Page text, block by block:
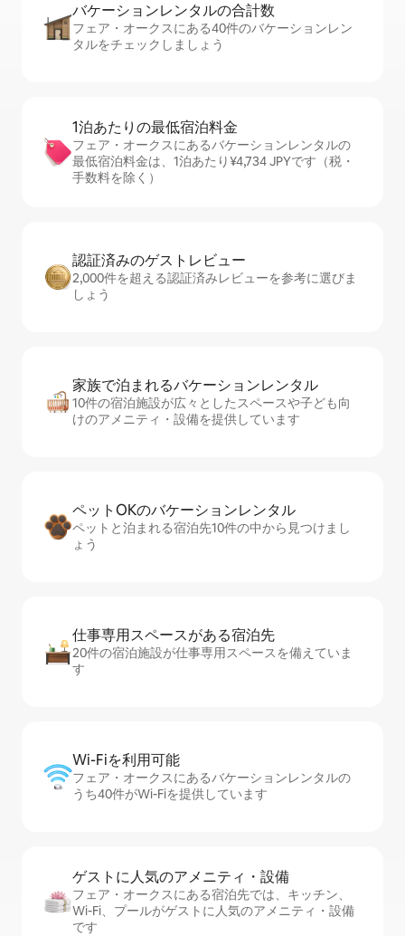
バケーションレ⁠ン⁠タ⁠ル⁠の合⁠計⁠数
フェア・オークスにある40件のバケーションレン
タルをチェックしましょう
1泊あたりの最⁠低⁠宿⁠泊⁠料⁠金
フェア・オークスにあるバケーションレンタルの
最低宿泊料金は、1泊あたり¥4,734 JPYです（税・
手数料を除く）
認証済みのゲ⁠ス⁠ト⁠レ⁠ビ⁠ュ⁠ー
2,000件を超える認証済みレビューを参考に選びま
しょう
家族で泊まれるバ⁠ケ⁠ー⁠シ⁠ョ⁠ンレ⁠ン⁠タ⁠ル
10件の宿泊施設が広々としたスペースや子ども向
けのアメニティ・設備を提供しています
ペットOKのバ⁠ケ⁠ー⁠シ⁠ョ⁠ンレ⁠ン⁠タ⁠ル
ペットと泊まれる宿泊先10件の中から見つけまし
ょう
仕事専用ス⁠ペ⁠ー⁠スがあ⁠る宿⁠泊⁠先
20件の宿泊施設が仕事専用スペースを備えていま
す
Wi-Fiを利⁠用⁠可⁠能
フェア・オークスにあるバケーションレンタルの
うち40件がWi-Fiを提供しています
ゲストに人⁠気⁠のア⁠メ⁠ニ⁠テ⁠ィ・設⁠備
フェア・オークスにある宿泊先では、キッチン、
Wi-Fi、プールがゲストに人気のアメニティ・設備
です